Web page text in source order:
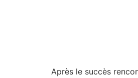
Après le succès